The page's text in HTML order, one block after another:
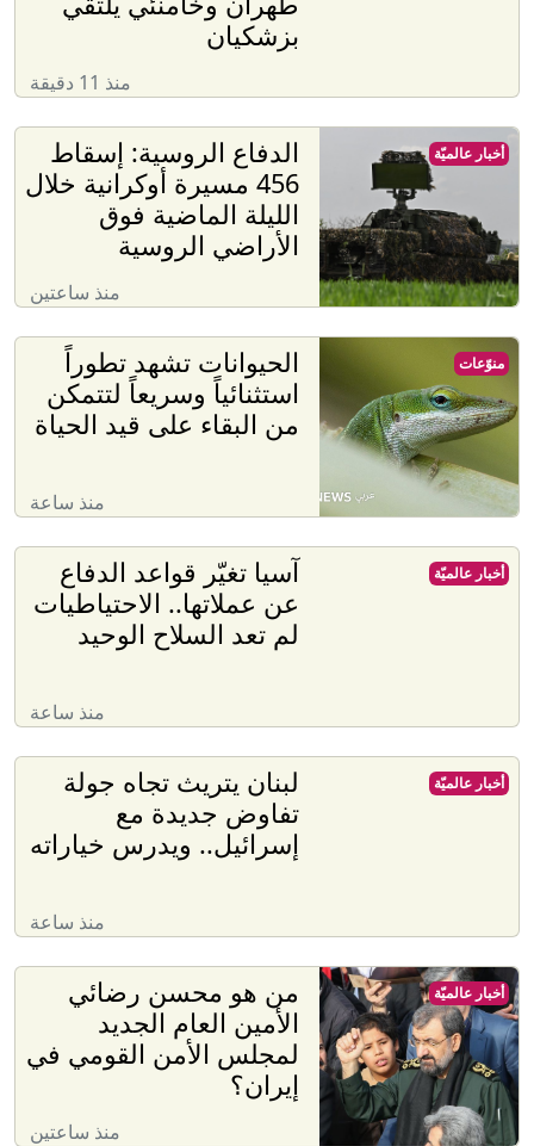
بزشكيان
منذ 11 دقيقة
الدفاع الروسية: إسقاط
456 مسيرة أوكرانية خلال
الليلة الماضية فوق
الأراضي الروسية
منذ ساعتين
أخبار عالميّة
الحيوانات تشهد تطوراً
استثنائياً وسريعاً لتتمكن
من البقاء على قيد الحياة
منذ ساعة
منوّعات
آسيا تغيّر قواعد الدفاع
عن عملاتها.. الاحتياطيات
لم تعد السلاح الوحيد
منذ ساعة
أخبار عالميّة
لبنان يتريث تجاه جولة
تفاوض جديدة مع
إسرائيل.. ويدرس خياراته
منذ ساعة
أخبار عالميّة
من هو محسن رضائي
الأمين العام الجديد
لمجلس الأمن القومي في
إيران؟
منذ ساعتين
أخبار عالميّة